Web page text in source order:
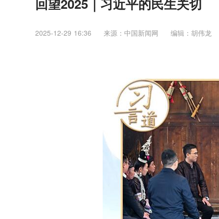
回望2025｜习近平的民生关切
2025-12-29 16:36 来源：​中国新闻网 编辑：胡伟龙